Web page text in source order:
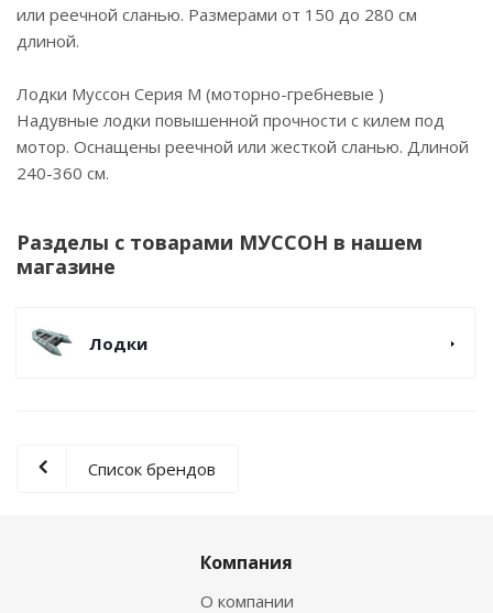
или реечной сланью. Размерами от 150 до 280 см
длиной.
Лодки Муссон Серия M (моторно-гребневые )
Надувные лодки повышенной прочности с килем под
мотор. Оснащены реечной или жесткой сланью. Длиной
240-360 см.
Разделы с товарами МУССОН в нашем
магазине
Лодки
Список брендов
Компания
О компании